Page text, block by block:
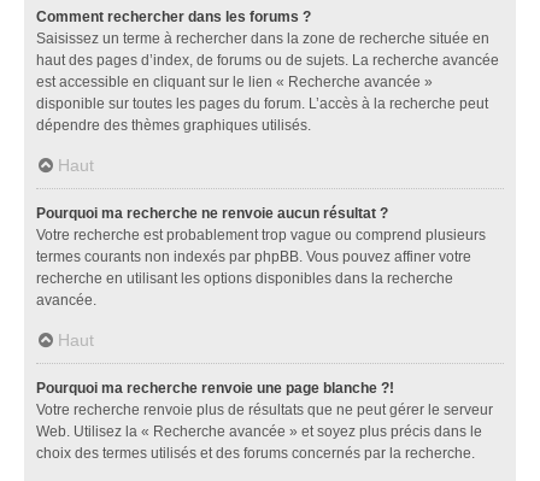
Comment rechercher dans les forums ?
Saisissez un terme à rechercher dans la zone de recherche située en
haut des pages d’index, de forums ou de sujets. La recherche avancée
est accessible en cliquant sur le lien « Recherche avancée »
disponible sur toutes les pages du forum. L’accès à la recherche peut
dépendre des thèmes graphiques utilisés.
Haut
Pourquoi ma recherche ne renvoie aucun résultat ?
Votre recherche est probablement trop vague ou comprend plusieurs
termes courants non indexés par phpBB. Vous pouvez affiner votre
recherche en utilisant les options disponibles dans la recherche
avancée.
Haut
Pourquoi ma recherche renvoie une page blanche ?!
Votre recherche renvoie plus de résultats que ne peut gérer le serveur
Web. Utilisez la « Recherche avancée » et soyez plus précis dans le
choix des termes utilisés et des forums concernés par la recherche.